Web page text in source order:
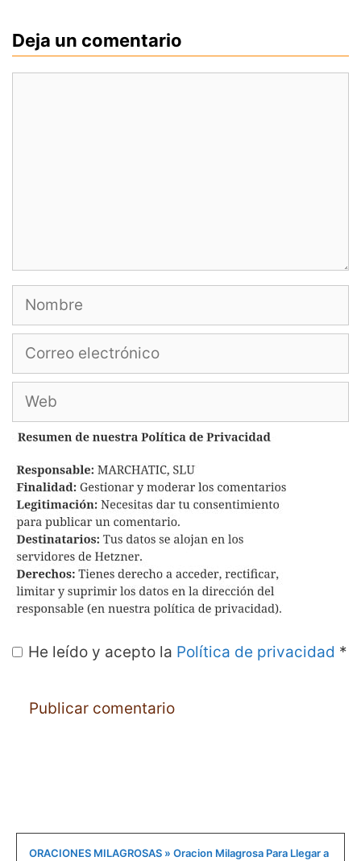
Deja un comentario
Nombre
Correo
Web
He leído y acepto la Política de privacidad *
ORACIONES MILAGROSAS » Oracion Milagrosa Para Llegar a